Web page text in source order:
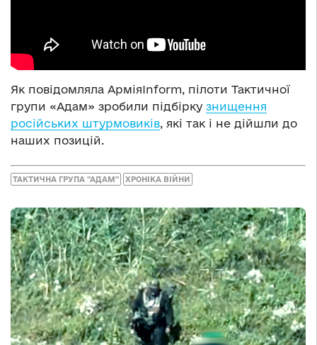
Як повідомляла АрміяInform, пілоти Тактичної
групи «Адам» зробили підбірку знищення
російських штурмовиків, які так і не дійшли до
наших позицій.
ТАКТИЧНА ГРУПА "АДАМ" ХРОНІКА ВІЙНИ